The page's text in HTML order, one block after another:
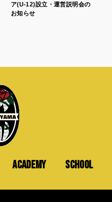
ア(U-12)設立・運営説明会の
お知らせ
ACADEMY SCHOOL